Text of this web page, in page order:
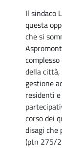
Il sindaco
questa
che si
della città,
gestione
residenti
corso dei
disagi che
(ptn 275/